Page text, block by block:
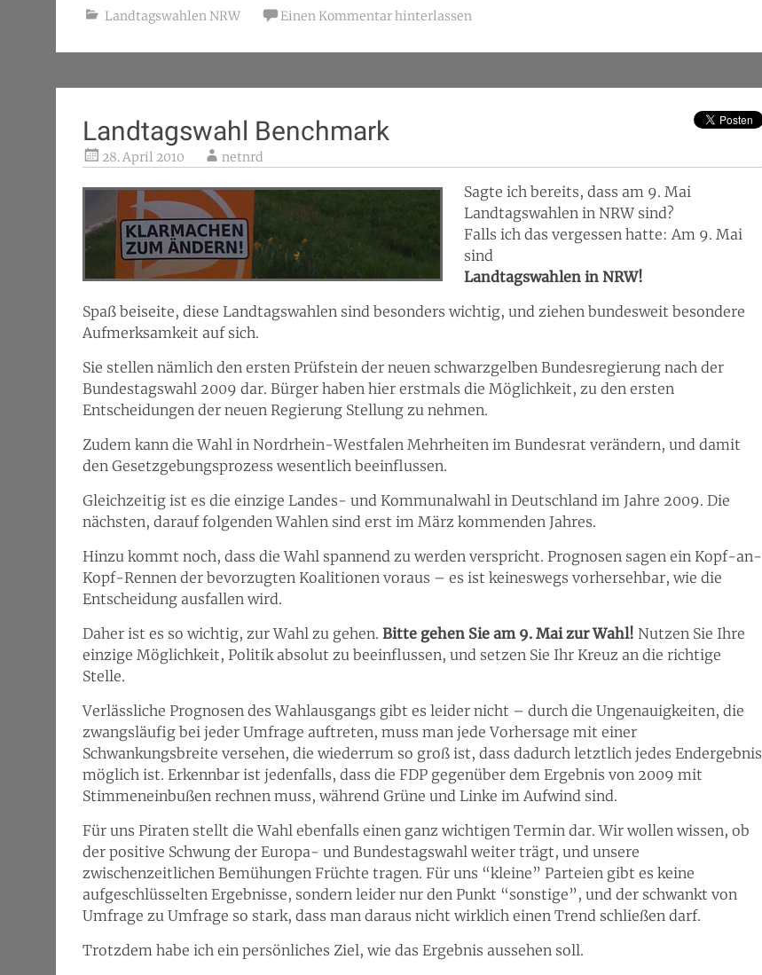
Landtagswahlen NRW Einen Kommentar hinterlassen
Landtagswahl Benchmark
28. April 2010 netnrd
Sagte ich bereits, dass am 9. Mai
Landtagswahlen in NRW sind?
Falls ich das vergessen hatte: Am 9. Mai
sind
Landtagswahlen in NRW!
Spaß beiseite, diese Landtagswahlen sind besonders wichtig, und ziehen bundesweit besondere
Aufmerksamkeit auf sich.
Sie stellen nämlich den ersten Prüfstein der neuen schwarzgelben Bundesregierung nach der
Bundestagswahl 2009 dar. Bürger haben hier erstmals die Möglichkeit, zu den ersten
Entscheidungen der neuen Regierung Stellung zu nehmen.
Zudem kann die Wahl in Nordrhein-Westfalen Mehrheiten im Bundesrat verändern, und damit
den Gesetzgebungsprozess wesentlich beeinflussen.
Gleichzeitig ist es die einzige Landes- und Kommunalwahl in Deutschland im Jahre 2009. Die
nächsten, darauf folgenden Wahlen sind erst im März kommenden Jahres.
Hinzu kommt noch, dass die Wahl spannend zu werden verspricht. Prognosen sagen ein Kopf-an-
Kopf-Rennen der bevorzugten Koalitionen voraus – es ist keineswegs vorhersehbar, wie die
Entscheidung ausfallen wird.
Daher ist es so wichtig, zur Wahl zu gehen. Bitte gehen Sie am 9. Mai zur Wahl! Nutzen Sie Ihre
einzige Möglichkeit, Politik absolut zu beeinflussen, und setzen Sie Ihr Kreuz an die richtige
Stelle.
Verlässliche Prognosen des Wahlausgangs gibt es leider nicht – durch die Ungenauigkeiten, die
zwangsläufig bei jeder Umfrage auftreten, muss man jede Vorhersage mit einer
Schwankungsbreite versehen, die wiederrum so groß ist, dass dadurch letztlich jedes Endergebnis
möglich ist. Erkennbar ist jedenfalls, dass die FDP gegenüber dem Ergebnis von 2009 mit
Stimmeneinbußen rechnen muss, während Grüne und Linke im Aufwind sind.
Für uns Piraten stellt die Wahl ebenfalls einen ganz wichtigen Termin dar. Wir wollen wissen, ob
der positive Schwung der Europa- und Bundestagswahl weiter trägt, und unsere
zwischenzeitlichen Bemühungen Früchte tragen. Für uns “kleine” Parteien gibt es keine
aufgeschlüsselten Ergebnisse, sondern leider nur den Punkt “sonstige”, und der schwankt von
Umfrage zu Umfrage so stark, dass man daraus nicht wirklich einen Trend schließen darf.
Trotzdem habe ich ein persönliches Ziel, wie das Ergebnis aussehen soll.